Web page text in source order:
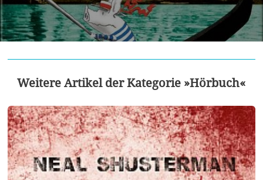
Weitere Artikel der Kategorie »Hörbuch«